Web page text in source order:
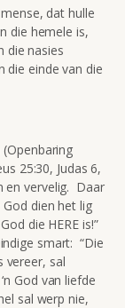
dat hulle
die hemele is,
die nasies
die einde van die
25:30, Judas 6,
en vervelig. Daar
dien het lig
die HERE is!”
smart: “Die
vereer, sal
God van liefde
sal werp nie,